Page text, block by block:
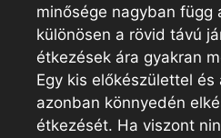
minősége nagyban függ
különösen a rövid távú
étkezések ára gyakran
Egy kis előkészülettel
azonban könnyedén
étkezését. Ha viszont